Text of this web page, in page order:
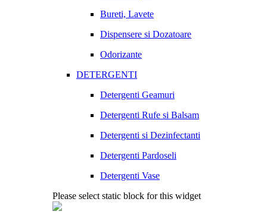
Bureti, Lavete
Dispensere si Dozatoare
Odorizante
DETERGENTI
Detergenti Geamuri
Detergenti Rufe si Balsam
Detergenti si Dezinfectanti
Detergenti Pardoseli
Detergenti Vase
Please select static block for this widget